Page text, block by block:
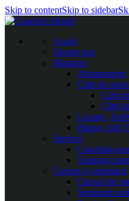
Skip to contentSkip to sidebar
Acasă
Despre noi
Magazin
Abonamente
Cărți de
Cărți
Cărți
Licențe
Planșe, folii
Servicii
Coaching-
Training
Cursuri și seminarii
Cursuri de
Seminarii